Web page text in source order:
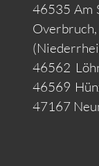
46535 Am
46562
46569
47167